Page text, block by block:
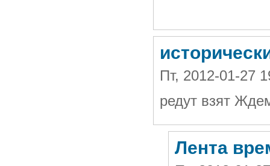
Пт, 2012-01-27
редут взят
Лента